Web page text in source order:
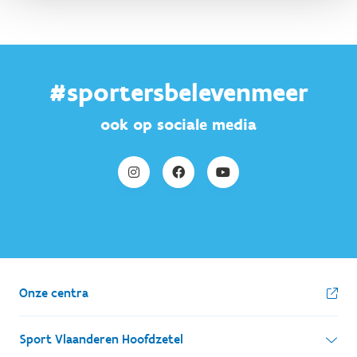
#sportersbelevenmeer
ook op sociale media
Onze centra
Sport Vlaanderen Hoofdzetel